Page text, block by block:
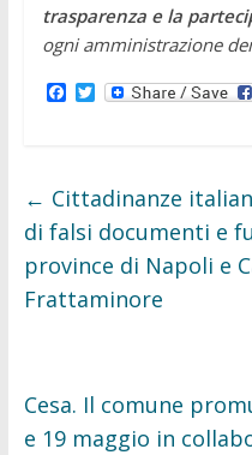
trasparenza e la
ogni amministrazione
F
o
o
k
T
e
r
← Cittadinanze
di falsi documenti e
province di Napoli e
Frattaminore
Cesa. Il comune
e 19 maggio in